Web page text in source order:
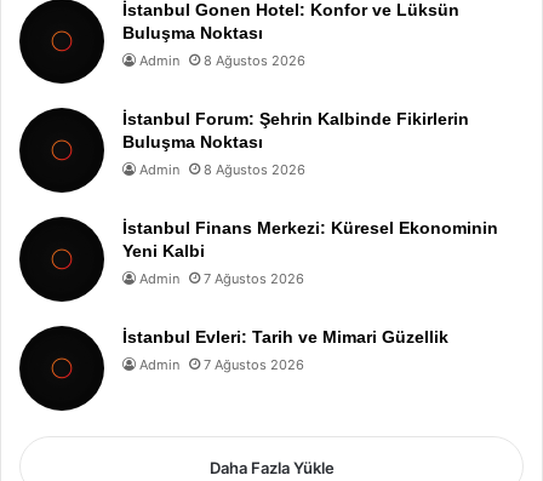
İstanbul Gonen Hotel: Konfor ve Lüksün
Buluşma Noktası
Admin 8 Ağustos 2026
İstanbul Forum: Şehrin Kalbinde Fikirlerin
Buluşma Noktası
Admin 8 Ağustos 2026
İstanbul Finans Merkezi: Küresel Ekonominin
Yeni Kalbi
Admin 7 Ağustos 2026
İstanbul Evleri: Tarih ve Mimari Güzellik
Admin 7 Ağustos 2026
Daha Fazla Yükle